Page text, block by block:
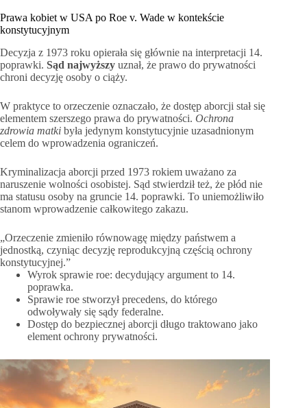
Prawa kobiet w USA po Roe v. Wade w kontekście
konstytucyjnym
Decyzja z 1973 roku opierała się głównie na interpretacji 14.
poprawki. Sąd najwyższy uznał, że prawo do prywatności
chroni decyzję osoby o ciąży.
W praktyce to orzeczenie oznaczało, że dostęp aborcji stał się
elementem szerszego prawa do prywatności. Ochrona
zdrowia matki była jedynym konstytucyjnie uzasadnionym
celem do wprowadzenia ograniczeń.
Kryminalizacja aborcji przed 1973 rokiem uważano za
naruszenie wolności osobistej. Sąd stwierdził też, że płód nie
ma statusu osoby na gruncie 14. poprawki. To uniemożliwiło
stanom wprowadzenie całkowitego zakazu.
„Orzeczenie zmieniło równowagę między państwem a
jednostką, czyniąc decyzję reprodukcyjną częścią ochrony
konstytucyjnej.”
Wyrok sprawie roe: decydujący argument to 14.
poprawka.
Sprawie roe stworzył precedens, do którego
odwoływały się sądy federalne.
Dostęp do bezpiecznej aborcji długo traktowano jako
element ochrony prywatności.